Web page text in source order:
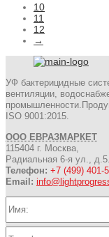
10
11
12
→
УФ бактерицидные
вентиляции,
ISO 9001:2015.
ООО ЕВРАЗМАРКЕТ
115404 г. Москва,
Радиальная 6-я ул.,
Телефон: +7 (499) 401-
Email: